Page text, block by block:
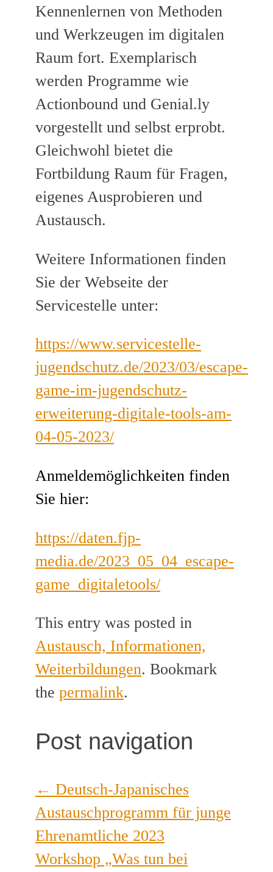
Kennenlernen von Methoden
und Werkzeugen im digitalen
Raum fort. Exemplarisch
werden Programme wie
Actionbound und Genial.ly
vorgestellt und selbst erprobt.
Gleichwohl bietet die
Fortbildung Raum für Fragen,
eigenes Ausprobieren und
Austausch.
Weitere Informationen finden
Sie der Webseite der
Servicestelle unter:
https://www.servicestelle-
jugendschutz.de/2023/03/escape-
game-im-jugendschutz-
erweiterung-digitale-tools-am-
04-05-2023/
Anmeldemöglichkeiten finden
Sie hier:
https://daten.fjp-
media.de/2023_05_04_escape-
game_digitaletools/
This entry was posted in
Austausch, Informationen,
Weiterbildungen. Bookmark
the permalink.
Post navigation
← Deutsch-Japanisches
Austauschprogramm für junge
Ehrenamtliche 2023
Workshop „Was tun bei